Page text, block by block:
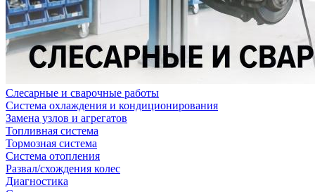
Слесарные и сварочные работы
Система охлаждения и кондиционирования
Замена узлов и агрегатов
Топливная система
Тормозная система
Система отопления
Развал/схождения колес
Диагностика